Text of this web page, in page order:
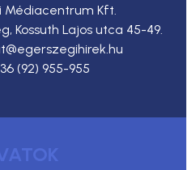
Kft.
Kossuth Lajos utca 45-49.
(92) 955-955